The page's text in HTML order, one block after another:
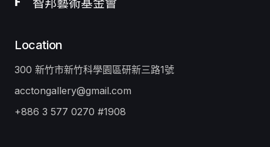
Location
300 新竹市新竹科學園區研新三路1號
acctongallery@gmail.com
+886 3 577 0270 #1908